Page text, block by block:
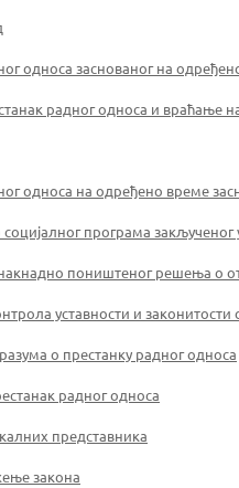
односа заснованог на
радног односа и враћање
односа на одређено време
социјалног програма закљученог
поништеног решења о
уставности и
о престанку радног односа
радног односа
представника
закона